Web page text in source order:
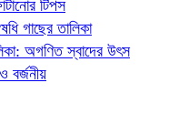
টিপস
গাছের তালিকা
অগণিত স্বাদের উৎস
বর্জনীয়